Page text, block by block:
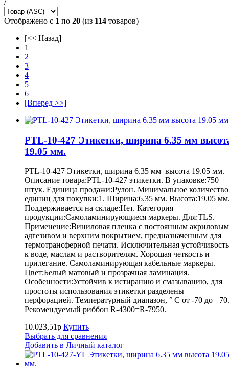
Отображено с 1 по 20 (из 114 товаров)
[<< Назад]
1
2
3
4
5
6
[Вперед >>]
PTL-10-427 Этикетки, ширина 6.35 мм
19.05 мм.
PTL-10-427 Этикетки, ширина 6.35 мм высота 19.05 мм.
Описание товара:PTL-10-427 этикетки. В упаковке:750
штук. Единица продажи:Рулон. Минимальное количество
единиц для покупки:1. Ширина:6.35 мм. Высота:19.05
Поддерживается на складе:Нет. Категория
продукции:Самоламинирующиеся маркеры. Для:TLS.
Применение:Виниловая пленка с постоянным акриловым
адгезивом и верхним покрытием, предназначенным для
термотрансферной печати. Исключительная устойчивость
к воде, маслам и растворителям. Хорошая четкость и
прилегание. Самоламинирующая кабельные маркеры.
Цвет:Белый матовый и прозрачная ламинация.
Особенности:Устойчив к истиранию и смазыванию, для
простоты использования этикетки разделены
перфорацией. Температурный диапазон, ° С от -70 до +70.
Рекомендуемый риббон R-4300=R-7950.
10.023,51р Купить
Выбрать для сравнения
Добавить в Личный каталог